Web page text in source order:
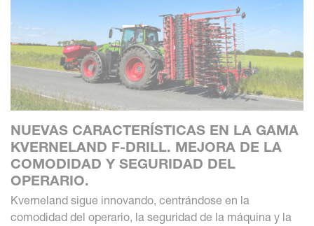
NUEVAS CARACTERÍSTICAS EN LA GAMA
KVERNELAND F-DRILL. MEJORA DE LA
COMODIDAD Y SEGURIDAD DEL
OPERARIO.
Kverneland sigue innovando, centrándose en la
comodidad del operario, la seguridad de la máquina y la